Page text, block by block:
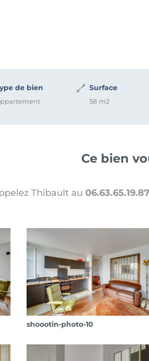
de bien Surface
58 m2
Ce bien
Thibault au 06.63.65.19.87
shoootin-photo-10